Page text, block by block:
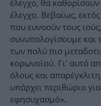
έλεγχο, θα
έλεγχο. Βεβαίως,
που ευνοούν τους
συνυπολογίσουμε
των πολύ πιο
κορωνοϊού. Γι' αυτό
όλους και
υπάρχει περιθώριο
εφησυχασμό».